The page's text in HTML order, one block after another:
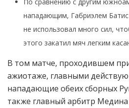
нападающим, Габриэлем
не использовал много сил,
этого закатил мяч легким
В том матче, проходившем
ажиотаже, главными
нападающие обеих сборных
также главный арбитр Медина